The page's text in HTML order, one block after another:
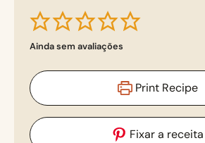
Ainda sem avaliações
Print Recipe
Fixar a receita